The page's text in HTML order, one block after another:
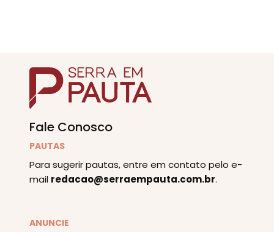
Fale Conosco
PAUTAS
Para sugerir pautas, entre em contato pelo e-
mail redacao@serraempauta.com.br.
ANUNCIE